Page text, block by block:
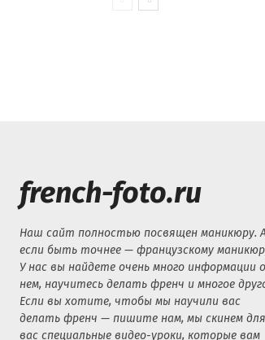
french-foto.ru
Наш сайт полностью посвящен маникюру.
если быть точнее — французскому
У нас вы найдете очень много информации о
нем, научитесь делать френч и многое
Если вы хотите, чтобы мы научили вас
делать френч — пишите нам, мы скинем для
вас специальные видео-уроки, которые вам